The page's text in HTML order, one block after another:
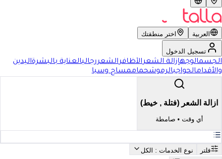
العربية اختر منطقتك
تسجيل الدخول
الجسمالوجهإزالة الشعرالأظافرالشعررجاليالعناية بالبشرةاليدين
والأقدامالحواجبالرموشحماممساج وسبا
ازالة الشعر (فتلة , خيط)
أي وقت • صامطة
فلتر نوع الخدمات : الكل